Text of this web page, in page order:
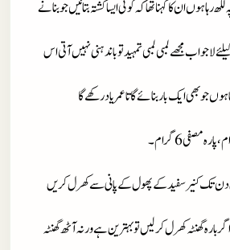
رہا ہوں ان کا کہنا تھا کہ کوئی ایسا کشتہ بتائیں جو بنانے
لاجواب مجھے لمبی لمبی تمہید تو باندہنی نہیں آتی اس
جو بھی ایک بار بنائے گا تا عمر یاد رکھے گا
تک کنیر سفید کے پھول کے پانی سے کھرل کریں
بارہ گھنٹہ کھرل کر لیں تو بہترین ہے ورنہ آٹھ گھنٹہ